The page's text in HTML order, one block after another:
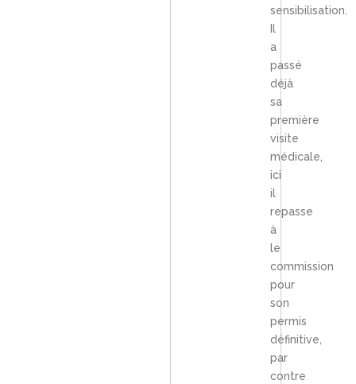
sensibilisation.
Il
a
passé
déjà
sa
première
visite
médicale,
ici
il
repasse
à
le
commission
pour
son
permis
définitive,
par
contre